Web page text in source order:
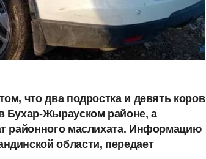
что два подростка и девять коров
Бухар-Жырауском районе, а
районного маслихата. Информацию
области, передает